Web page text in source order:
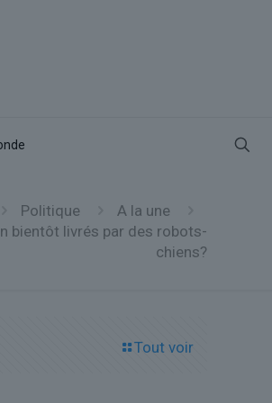
Politique
A la une
bientôt livrés par des robots-
chiens?
Tout voir